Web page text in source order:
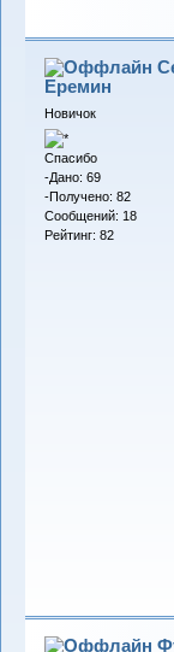
Еремин
Новичок
Спасибо
-Дано: 69
-Получено: 82
Сообщений: 18
Рейтинг: 82